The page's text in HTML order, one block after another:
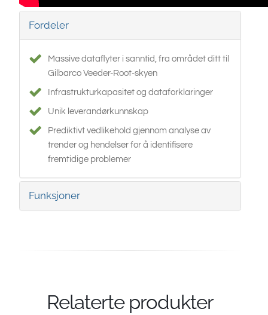
Fordeler
Massive dataflyter i sanntid, fra området ditt til
Gilbarco Veeder-Root-skyen
Infrastrukturkapasitet og dataforklaringer
Unik leverandørkunnskap
Prediktivt vedlikehold gjennom analyse av
trender og hendelser for å identifisere
fremtidige problemer
Funksjoner
Relaterte produkter